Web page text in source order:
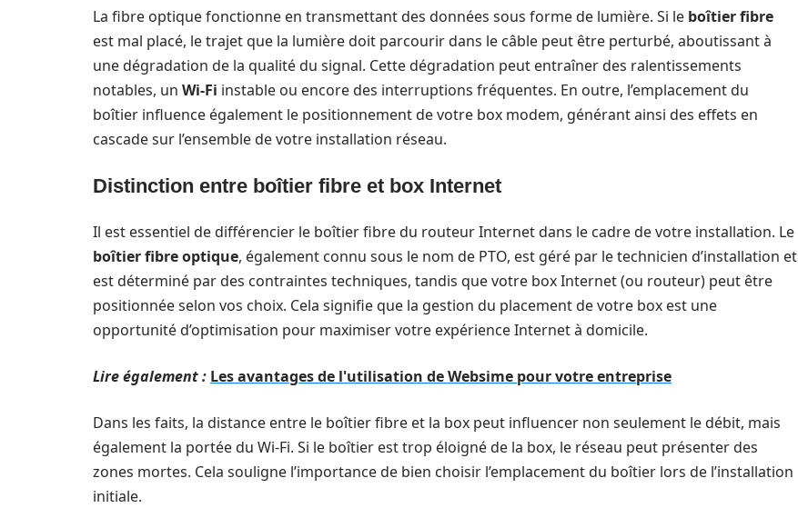
La fibre optique fonctionne en transmettant des données sous forme de lumière. Si le boîtier fibre
est mal placé, le trajet que la lumière doit parcourir dans le câble peut être perturbé, aboutissant à
une dégradation de la qualité du signal. Cette dégradation peut entraîner des ralentissements
notables, un Wi-Fi instable ou encore des interruptions fréquentes. En outre, l’emplacement du
boîtier influence également le positionnement de votre box modem, générant ainsi des effets en
cascade sur l’ensemble de votre installation réseau.
Distinction entre boîtier fibre et box Internet
Il est essentiel de différencier le boîtier fibre du routeur Internet dans le cadre de votre installation. Le
boîtier fibre optique, également connu sous le nom de PTO, est géré par le technicien d’installation et
est déterminé par des contraintes techniques, tandis que votre box Internet (ou routeur) peut être
positionnée selon vos choix. Cela signifie que la gestion du placement de votre box est une
opportunité d’optimisation pour maximiser votre expérience Internet à domicile.
Lire également : Les avantages de l'utilisation de Websime pour votre entreprise
Dans les faits, la distance entre le boîtier fibre et la box peut influencer non seulement le débit, mais
également la portée du Wi-Fi. Si le boîtier est trop éloigné de la box, le réseau peut présenter des
zones mortes. Cela souligne l’importance de bien choisir l’emplacement du boîtier lors de l’installation
initiale.